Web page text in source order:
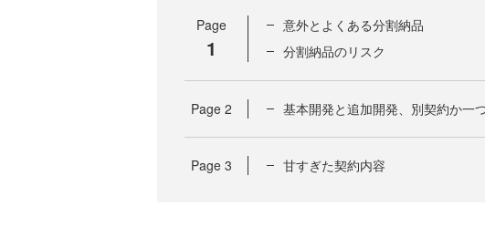
Page
1
意外とよくある分割納品
分割納品のリスク
Page 2 基本開発と追加開発、別契約か一
Page 3 甘すぎた契約内容